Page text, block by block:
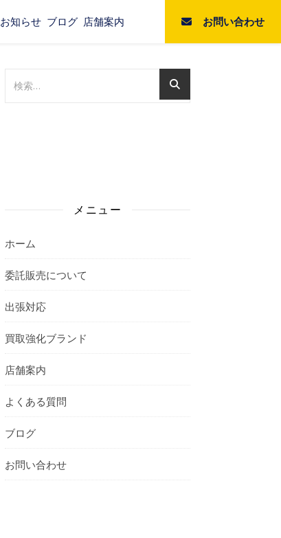
お知らせ ブログ 店舗案内 お問い合わせ
メニュー
ホーム
委託販売について
出張対応
買取強化ブランド
店舗案内
よくある質問
ブログ
お問い合わせ